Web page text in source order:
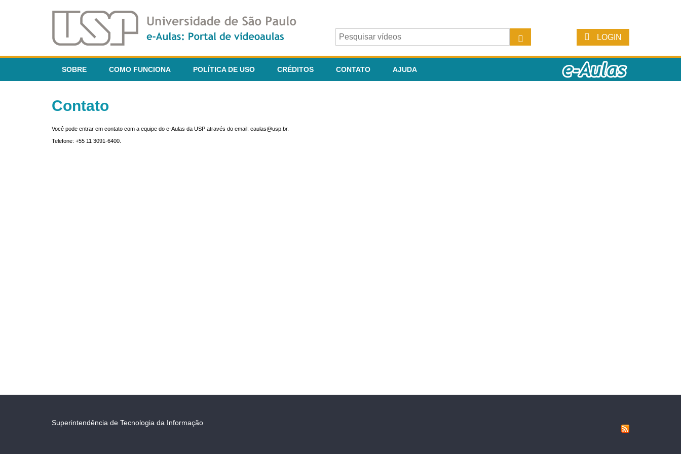
LOGIN
SOBRE COMO FUNCIONA POLÍTICA DE USO CRÉDITOS CONTATO AJUDA
Contato
Você pode entrar em contato com a equipe do e-Aulas da USP através do email: eaulas@usp.br.
Telefone: +55 11 3091-6400.
Superintendência de Tecnologia da Informação